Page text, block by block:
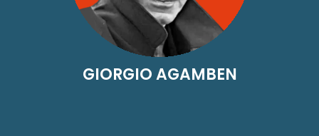
GIORGIO AGAMBEN